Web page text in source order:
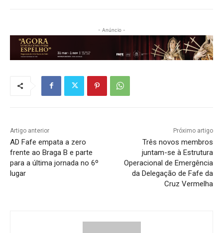
- Anúncio -
Artigo anterior
AD Fafe empata a zero
frente ao Braga B e parte
para a última jornada no 6º
lugar
Próximo artigo
Três novos membros
juntam-se à Estrutura
Operacional de Emergência
da Delegação de Fafe da
Cruz Vermelha